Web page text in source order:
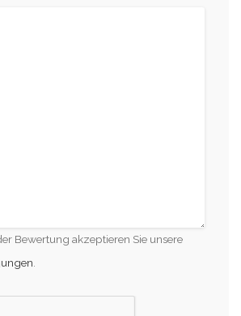
Bewertung akzeptieren Sie unsere